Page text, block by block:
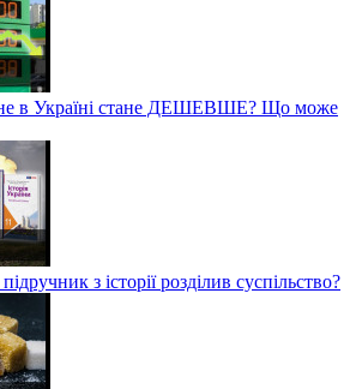
в Україні стане ДЕШЕВШЕ? Що може
з історії розділив суспільство?